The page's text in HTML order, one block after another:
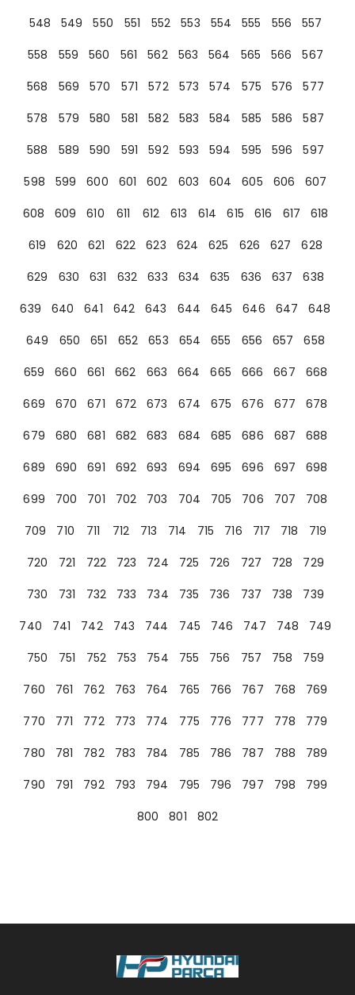
548
549 550 551 552 553 554 555 556
557
558
559 560 561 562 563 564 565 566
567
568
569 570 571 572 573 574 575 576
577
578
579 580 581 582 583 584 585 586
587
588
589 590 591 592 593 594 595 596
597
598
599 600 601 602 603 604 605 606
607
608
609 610 611 612 613 614 615 616 617
618
619
620 621 622 623 624 625 626 627
628
629
630 631 632 633 634 635 636 637
638
639
640 641 642 643 644 645 646 647
648
649
650 651 652 653 654 655 656 657
658
659
660 661 662 663 664 665 666 667
668
669
670 671 672 673 674 675 676 677
678
679
680 681 682 683 684 685 686 687
688
689
690 691 692 693 694 695 696 697
698
699
700 701 702 703 704 705 706 707
708
709
710 711 712 713 714 715 716 717 718
719
720
721 722 723 724 725 726 727 728
729
730
731 732 733 734 735 736 737 738
739
740
741 742 743 744 745 746 747 748
749
750
751 752 753 754 755 756 757 758
759
760
761 762 763 764 765 766 767 768
769
770
771 772 773 774 775 776 777 778
779
780
781 782 783 784 785 786 787 788
789
790
791 792 793 794 795 796 797 798
799
800
801 802